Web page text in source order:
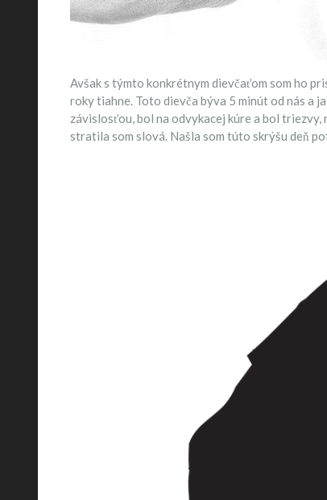
Avšak s týmto konkrétnym dievčaťom som ho
roky tiahne. Toto dievča býva 5 minút od nás a
závislosťou, bol na odvykacej kúre a bol triezvy,
stratila som slová. Našla som túto skrýšu deň